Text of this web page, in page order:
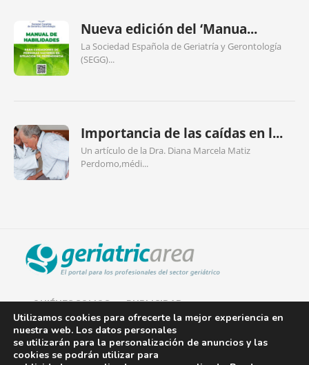
Nueva edición del ‘Manua...
La Sociedad Española de Geriatría y Gerontología
(SEGG)...
Importancia de las caídas en l...
Un artículo de la Dra. Diana Marcela Matiz
Perdomo,médi...
QUIÉNES SOMOS PUBLICIDAD
AVISO LEGAL
POLÍTICA DE COOKIES
Utilizamos cookies para ofrecerte la mejor experiencia en
nuestra web. Los datos personales
se utilizarán para la personalización de anuncios y las
cookies se podrán utilizar para